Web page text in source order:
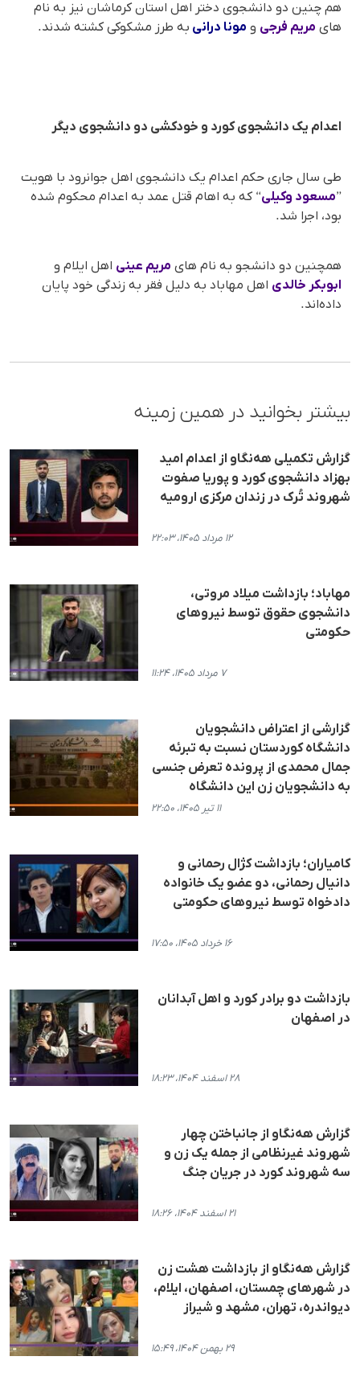
هم چنین دو دانشجوی دختر اهل استان کرماشان نیز بە نام
های مریم فرجی و مونا درانی بە طرز مشکوکی کشتە شدند.
اعدام یک دانشجوی کورد و خودکشی دو دانشجوی دیگر
طی سال جاری حکم اعدام یک دانشجوی اهل جوانرود با هویت
”مسعود وکیلی“ کە بە اهام قتل عمد بە اعدام محکوم شدە
بود، اجرا شد.
همچنین دو دانشجو بە نام های مریم عینی اهل ایلام و
ابوبکر خالدی اهل مهاباد بە دلیل فقر بە زندگی خود پایان
دادەاند.
بیشتر بخوانید در همین زمینه
گزارش تکمیلی هه‌نگاو از اعدام امید
بهزاد دانشجوی کورد و پوریا صفوت
شهروند تُرک در زندان مرکزی ارومیه
۱۲ مرداد ۱۴۰۵، ۲۲:۰۳
مهاباد؛ بازداشت میلاد مروتی،
دانشجوی حقوق توسط نیروهای
حکومتی
۷ مرداد ۱۴۰۵، ۱۱:۲۴
گزارشی از اعتراض دانشجویان
دانشگاه کوردستان نسبت به تبرئه
جمال محمدی از پرونده تعرض جنسی
به دانشجویان زن این دانشگاه
۱۱ تیر ۱۴۰۵، ۲۲:۵۰
کامیاران؛ بازداشت کژال رحمانی و
دانیال رحمانی، دو عضو یک خانواده
دادخواه توسط نیروهای حکومتی
۱۶ خرداد ۱۴۰۵، ۱۷:۵۰
بازداشت دو برادر کورد و اهل آبدانان
در اصفهان
۲۸ اسفند ۱۴۰۴، ۱۸:۲۳
گزارش هه‌نگاو از جانباختن چهار
شهروند غیرنظامی از جملە یک زن و
سە شهروند کورد در جریان جنگ
۲۱ اسفند ۱۴۰۴، ۱۸:۲۶
گزارش هه‌نگاو از بازداشت هشت زن
در شهرهای چمستان، اصفهان، ایلام،
دیواندره، تهران، مشهد و شیراز
۲۹ بهمن ۱۴۰۴، ۱۵:۴۹